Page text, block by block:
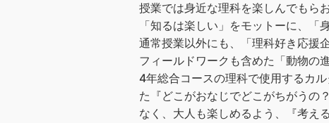
授業では身近な理科を楽しんでもら
「知るは楽しい」をモットーに、「
通常授業以外にも、「理科好き応援
フィールドワークも含めた「動物の
4年総合コースの理科で使用するカ
た『どこがおなじでどこがちがうの
なく、大人も楽しめるよう、『考え